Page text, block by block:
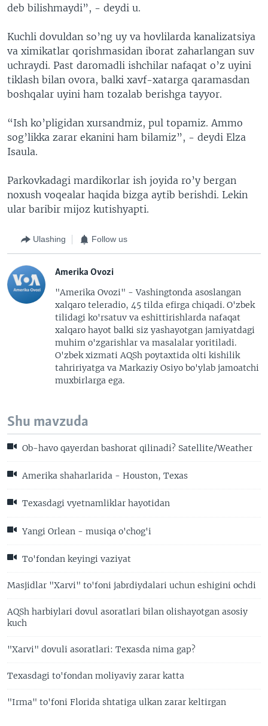
deb bilishmaydi”, - deydi u.
Kuchli dovuldan so’ng uy va hovlilarda kanalizatsiya
va ximikatlar qorishmasidan iborat zaharlangan suv
uchraydi. Past daromadli ishchilar nafaqat o’z uyini
tiklash bilan ovora, balki xavf-xatarga qaramasdan
boshqalar uyini ham tozalab berishga tayyor.
“Ish ko’pligidan xursandmiz, pul topamiz. Ammo
sog’likka zarar ekanini ham bilamiz”, - deydi Elza
Isaula.
Parkovkadagi mardikorlar ish joyida ro’y bergan
noxush voqealar haqida bizga aytib berishdi. Lekin
ular baribir mijoz kutishyapti.
Ulashing Follow us
Amerika Ovozi
"Amerika Ovozi" - Vashingtonda asoslangan
xalqaro teleradio, 45 tilda efirga chiqadi. O'zbek
tilidagi ko'rsatuv va eshittirishlarda nafaqat
xalqaro hayot balki siz yashayotgan jamiyatdagi
muhim o'zgarishlar va masalalar yoritiladi.
O'zbek xizmati AQSh poytaxtida olti kishilik
tahririyatga va Markaziy Osiyo bo'ylab jamoatchi
muxbirlarga ega.
Shu mavzuda
Ob-havo qayerdan bashorat qilinadi? Satellite/Weather
Amerika shaharlarida - Houston, Texas
Texasdagi vyetnamliklar hayotidan
Yangi Orlean - musiqa o'chog'i
To'fondan keyingi vaziyat
Masjidlar "Xarvi" to'foni jabrdiydalari uchun eshigini ochdi
AQSh harbiylari dovul asoratlari bilan olishayotgan asosiy
kuch
"Xarvi" dovuli asoratlari: Texasda nima gap?
Texasdagi to'fondan moliyaviy zarar katta
"Irma" to'foni Florida shtatiga ulkan zarar keltirgan